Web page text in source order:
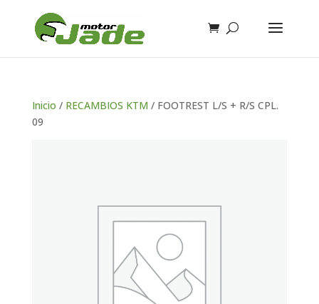
Inicio / RECAMBIOS KTM / FOOTREST L/S + R/S CPL.
09